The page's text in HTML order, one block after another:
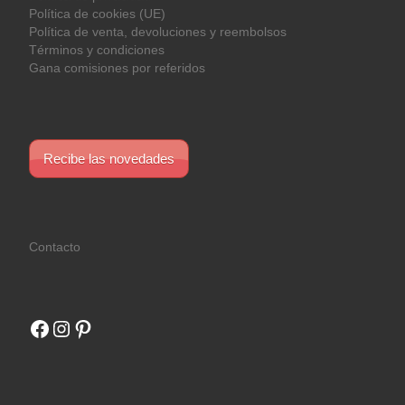
Política de cookies (UE)
Política de venta, devoluciones y reembolsos
Términos y condiciones
Gana comisiones por referidos
Recibe las novedades
Contacto
Facebook
Instagram
Pinterest